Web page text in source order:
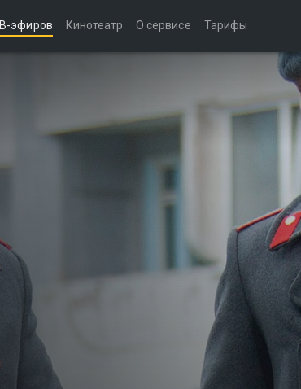
эфиров Кинотеатр О сервисе Тарифы